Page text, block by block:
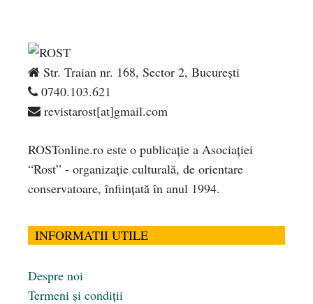
Str. Traian nr. 168, Sector 2, București
0740.103.621
revistarost[at]gmail.com
ROSTonline.ro este o publicaţie a Asociaţiei
“Rost” - organizaţie culturală, de orientare
conservatoare, înfiinţată în anul 1994.
INFORMATII UTILE
Despre noi
Termeni și condiții